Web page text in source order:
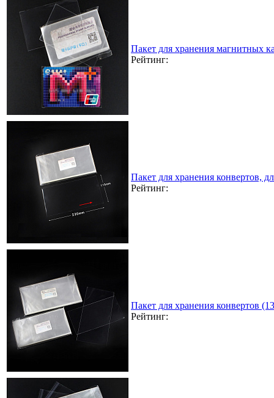
Пакет для хранения магнитных
Рейтинг:
Пакет для хранения конвертов,
Рейтинг:
Пакет для хранения конвертов
Рейтинг: